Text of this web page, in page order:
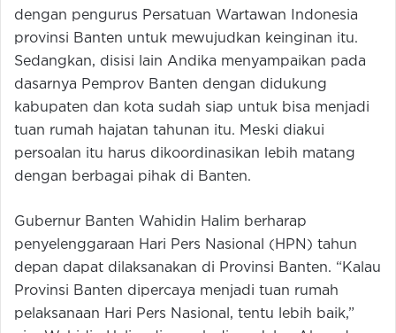
dengan pengurus Persatuan Wartawan Indonesia
provinsi Banten untuk mewujudkan keinginan itu.
Sedangkan, disisi lain Andika menyampaikan pada
dasarnya Pemprov Banten dengan didukung
kabupaten dan kota sudah siap untuk bisa menjadi
tuan rumah hajatan tahunan itu. Meski diakui
persoalan itu harus dikoordinasikan lebih matang
dengan berbagai pihak di Banten.
Gubernur Banten Wahidin Halim berharap
penyelenggaraan Hari Pers Nasional (HPN) tahun
depan dapat dilaksanakan di Provinsi Banten. “Kalau
Provinsi Banten dipercaya menjadi tuan rumah
pelaksanaan Hari Pers Nasional, tentu lebih baik,”